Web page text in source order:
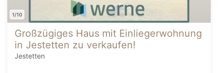
1/10
Großzügiges Haus mit Einliegerwohnung
in Jestetten zu verkaufen!
Jestetten